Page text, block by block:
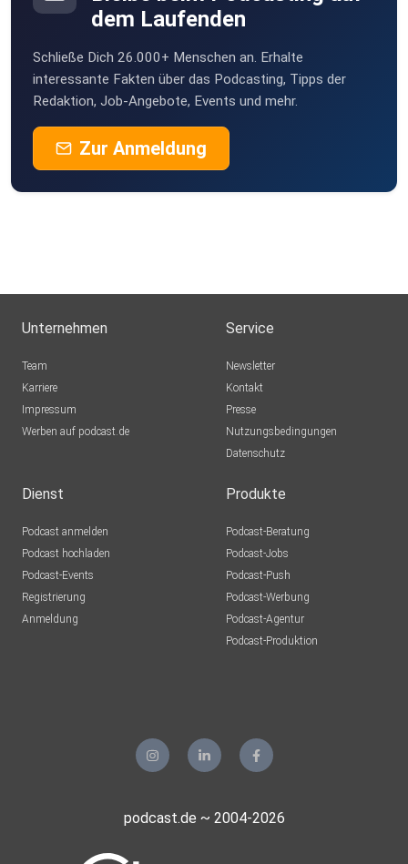
dem Laufenden
Schließe Dich 26.000+ Menschen an. Erhalte
interessante Fakten über das Podcasting, Tipps der
Redaktion, Job-Angebote, Events und mehr.
Zur Anmeldung
Unternehmen
Team
Karriere
Impressum
Werben auf podcast.de
Service
Newsletter
Kontakt
Presse
Nutzungsbedingungen
Datenschutz
Dienst
Podcast anmelden
Podcast hochladen
Podcast-Events
Registrierung
Anmeldung
Produkte
Podcast-Beratung
Podcast-Jobs
Podcast-Push
Podcast-Werbung
Podcast-Agentur
Podcast-Produktion
podcast.de ~ 2004-2026